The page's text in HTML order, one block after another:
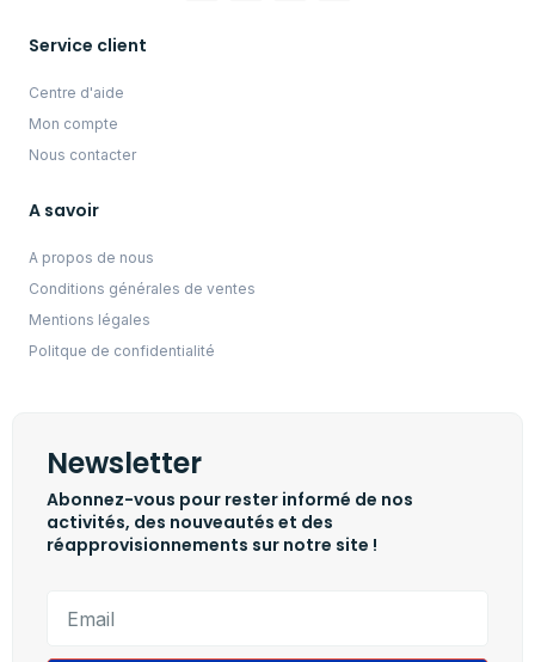
Service client
Centre d'aide
Mon compte
Nous contacter
A savoir
A propos de nous
Conditions générales de ventes
Mentions légales
Politque de confidentialité
Newsletter
Abonnez-vous pour rester informé de nos
activités, des nouveautés et des
réapprovisionnements sur notre site !